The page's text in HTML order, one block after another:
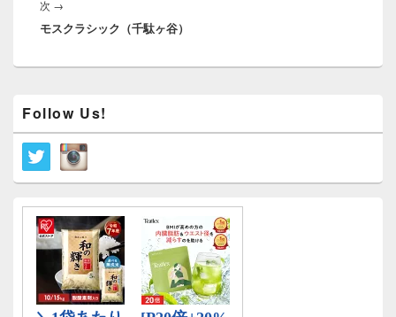
ー
シ
次 →
の
稿:
モスクラシック（千駄ヶ谷）
イ
ン
サ
ド
Follow Us!